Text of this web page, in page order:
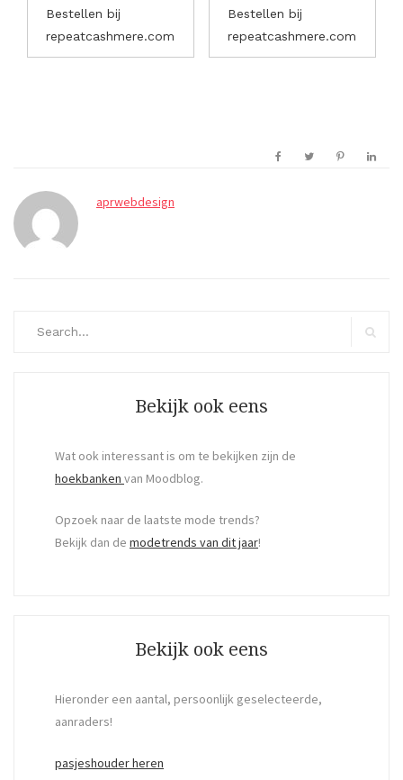
Bestellen bij
repeatcashmere.com
Bestellen bij
repeatcashmere.com
aprwebdesign
Bekijk ook eens
Wat ook interessant is om te bekijken zijn de
hoekbanken van Moodblog.
Opzoek naar de laatste mode trends?
Bekijk dan de modetrends van dit jaar!
Bekijk ook eens
Hieronder een aantal, persoonlijk geselecteerde,
aanraders!
pasjeshouder heren